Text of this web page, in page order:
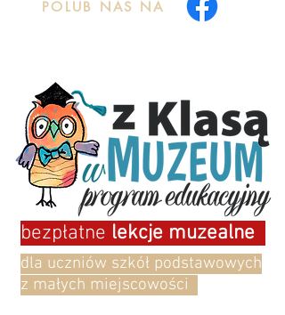
POLUB NAS NA
bezpłatne lekcje muzealne
dla uczniów szkół podstawowych
z małych miejscowości